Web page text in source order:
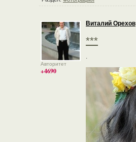
Авторитет
+4690
Виталий Орехов
***
.